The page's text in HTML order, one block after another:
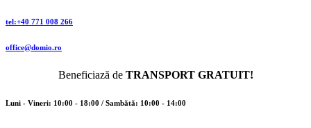
tel:+40 771 008 266
office@domio.ro
Beneficiază de TRANSPORT GRATUIT!
Luni - Vineri: 10:00 - 18:00 / Sambătă: 10:00 - 14:00